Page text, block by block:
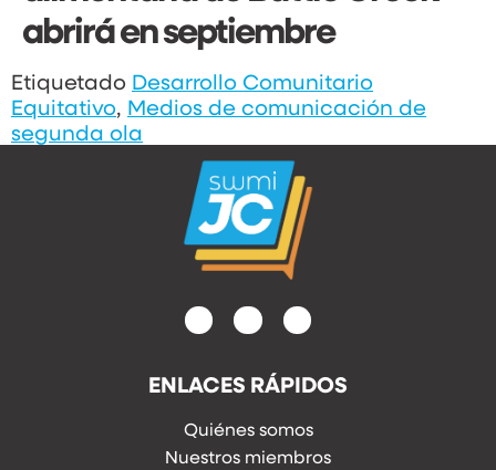
abrirá en septiembre
Etiquetado Desarrollo Comunitario
Equitativo, Medios de comunicación de
segunda ola
ENLACES RÁPIDOS
Quiénes somos
Nuestros miembros